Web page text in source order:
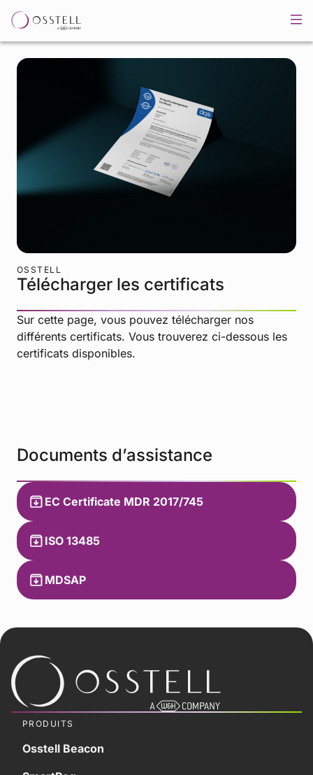
OSSTELL
Télécharger les certificats
Sur cette page, vous pouvez télécharger nos
différents certificats. Vous trouverez ci-dessous les
certificats disponibles.
Documents d’assistance
EC Certificate MDR 2017/745
ISO 13485
MDSAP
PRODUITS
Osstell Beacon